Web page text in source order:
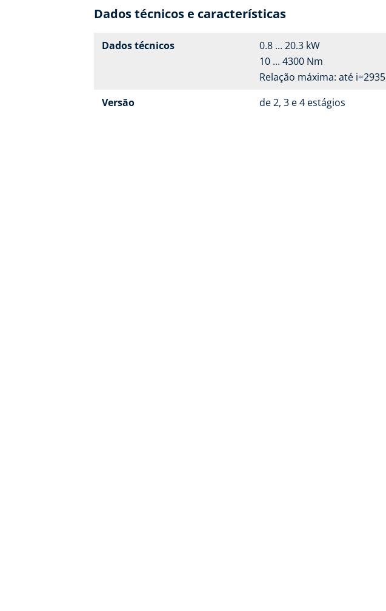
Dados técnicos e características
Dados técnicos
0.8 ... 20.3 kW
10 ... 4300 Nm
Relação máxima: até i=2935
Versão
de 2, 3 e 4 estágios